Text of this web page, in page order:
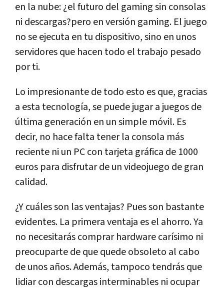
en la nube: ¿el futuro del gaming sin consolas
ni descargas?pero en versión gaming. El juego
no se ejecuta en tu dispositivo, sino en unos
servidores que hacen todo el trabajo pesado
por ti.
Lo impresionante de todo esto es que, gracias
a esta tecnología, se puede jugar a juegos de
última generación en un simple móvil. Es
decir, no hace falta tener la consola más
reciente ni un PC con tarjeta gráfica de 1000
euros para disfrutar de un videojuego de gran
calidad.
¿Y cuáles son las ventajas? Pues son bastante
evidentes. La primera ventaja es el ahorro. Ya
no necesitarás comprar hardware carísimo ni
preocuparte de que quede obsoleto al cabo
de unos años. Además, tampoco tendrás que
lidiar con descargas interminables ni ocupar